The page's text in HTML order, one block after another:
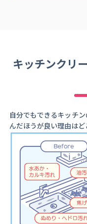
キッチンクリ
自分でもできるキッチ
んだほうが良い理由はど